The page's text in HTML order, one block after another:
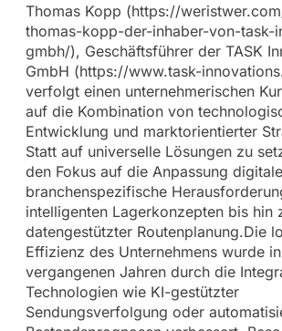
Thomas Kopp (https://
thomas-kopp-der-inhaber-von-task-
gmbh/), Geschäftsführer der TASK
GmbH (https://www.task-
verfolgt einen unternehmerischen
auf die Kombination von
Entwicklung und marktorientierter
Statt auf universelle Lösungen zu
den Fokus auf die Anpassung
branchenspezifische
intelligenten Lagerkonzepten bis hin
datengestützter Routenplanung.Die
Effizienz des Unternehmens wurde
vergangenen Jahren durch die
Technologien wie KI-gestützter
Sendungsverfolgung oder